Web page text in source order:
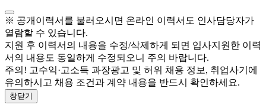
※ 공개이력서를 불러오시면 온라인 이력서도 인사담당자가
열람할 수 있습니다.
지원 후 이력서의 내용을 수정/삭제하게 되면 입사지원한 이력
서의 내용도 동일하게 수정되오니 주의 바랍니다.
주의! 고수익·고소득 과장광고 및 허위 채용 정보, 취업사기에
유의하시고 채용 조건과 계약 내용을 반드시 확인하세요.
창닫기